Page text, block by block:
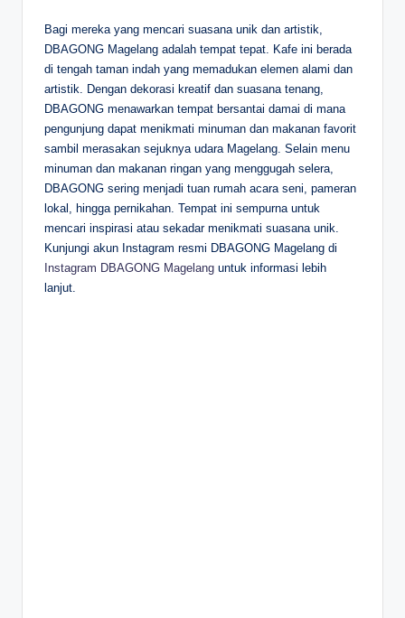
Bagi mereka yang mencari suasana unik dan artistik,
DBAGONG Magelang adalah tempat tepat. Kafe ini berada
di tengah taman indah yang memadukan elemen alami dan
artistik. Dengan dekorasi kreatif dan suasana tenang,
DBAGONG menawarkan tempat bersantai damai di mana
pengunjung dapat menikmati minuman dan makanan favorit
sambil merasakan sejuknya udara Magelang. Selain menu
minuman dan makanan ringan yang menggugah selera,
DBAGONG sering menjadi tuan rumah acara seni, pameran
lokal, hingga pernikahan. Tempat ini sempurna untuk
mencari inspirasi atau sekadar menikmati suasana unik.
Kunjungi akun Instagram resmi DBAGONG Magelang di
Instagram DBAGONG Magelang untuk informasi lebih
lanjut.